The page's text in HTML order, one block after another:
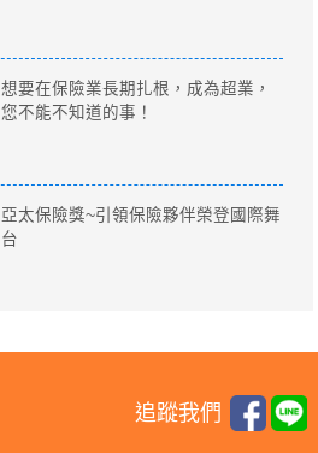
想要在保險業長期扎根，成為超業，
您不能不知道的事！
亞太保險獎~引領保險夥伴榮登國際舞
台
追蹤我們